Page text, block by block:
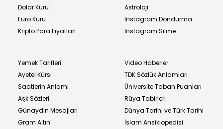
Dolar Kuru
Euro Kuru
Kripto Para Fiyatları
Astroloji
Instagram Dondurma
Instagram Silme
Yemek Tarifleri
Ayetel Kürsi
Saatlerin Anlamı
Aşk Sözleri
Günaydın Mesajları
Gram Altın
Video Haberler
TDK Sözlük Anlamları
Üniversite Taban Puanları
Rüya Tabirleri
Dünya Tarihi ve Türk Tarihi
İslam Ansiklopedisi